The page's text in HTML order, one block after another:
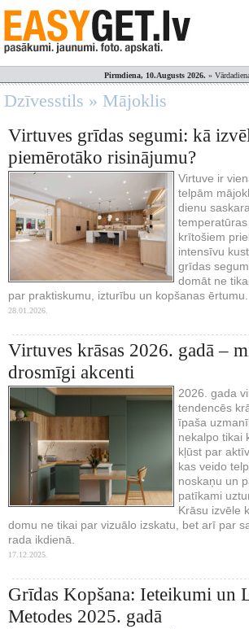
Pirmdiena, 10.Augusts 2026. »
Dzīvesstils » Mājoklis
Virtuves grīdas segumi: kā
piemērotāko risinājumu?
Virtuve ir
telpām
dienu
temperatūras
krītošiem
intensīvu
grīdas
domāt ne
par praktiskumu, izturību un kopšanas ērtumu.
28.01.2026.
Virtuves krāsas 2026. gadā –
drosmīgi akcenti
2026. gada
tendencēs
īpaša
nekalpo tikai
kļūst par
kas veido
noskaņu un
patīkami
Krāsu izvēle
domu ne tikai par vizuālo izskatu, bet arī par
rada ikdienā.
17.12.2025.
Grīdas Kopšana: Ieteikumi un
Metodes 2025. gadā